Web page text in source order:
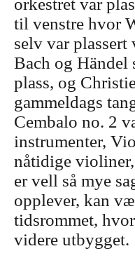
orkestret var
til venstre hvor
selv var plassert
Bach og Händel
plass, og
gammeldags
Cembalo no. 2
instrumenter,
nåtidige
er vell så mye
opplever, kan
tidsrommet,
videre utbygget.